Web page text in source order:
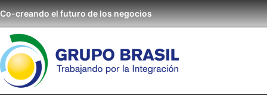
Co-creando el futuro de los negocios